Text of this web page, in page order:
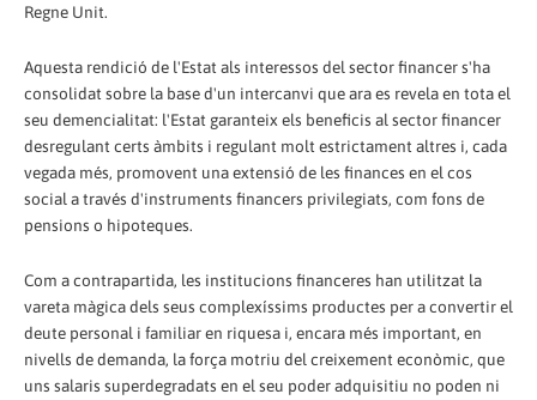
Regne Unit.
Aquesta rendició de l'Estat als interessos del sector financer s'ha
consolidat sobre la base d'un intercanvi que ara es revela en tota el
seu demencialitat: l'Estat garanteix els beneficis al sector financer
desregulant certs àmbits i regulant molt estrictament altres i, cada
vegada més, promovent una extensió de les finances en el cos
social a través d'instruments financers privilegiats, com fons de
pensions o hipoteques.
Com a contrapartida, les institucions financeres han utilitzat la
vareta màgica dels seus complexíssims productes per a convertir el
deute personal i familiar en riquesa i, encara més important, en
nivells de demanda, la força motriu del creixement econòmic, que
uns salaris superdegradats en el seu poder adquisitiu no poden ni